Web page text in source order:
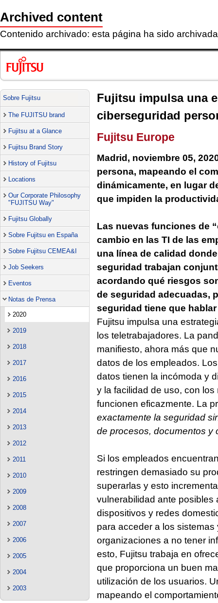
Archived content
Contenido archivado: esta página ha sido
Sobre Fujitsu
The FUJITSU brand
Fujitsu at a Glance
Fujitsu Brand Story
History of Fujitsu
Locations
Our Corporate Philosophy
"FUJITSU Way"
Fujitsu Globally
Sobre Fujitsu en España
Sobre Fujitsu CEMEA&I
Job Seekers
Eventos
Notas de Prensa
2020
2019
2018
2017
2016
2015
2014
2013
2012
2011
2010
2009
2008
2007
2006
2005
2004
2003
Fujitsu impulsa una
ciberseguridad
Fujitsu Europe
Madrid, noviembre 05,
persona, mapeando el
dinámicamente, en lugar
que impiden la
Las nuevas funciones de
cambio en las TI de las
una línea de calidad
seguridad trabajan
acordando qué riesgos
de seguridad adecuadas,
seguridad tiene que
Fujitsu impulsa una
los teletrabajadores. La
manifiesto, ahora más que
datos de los empleados.
datos tienen la incómoda y
y la facilidad de uso, con
funcionen eficazmente. La
exactamente la seguridad
de procesos, documentos y
Si los empleados
restringen demasiado su
superarlas y esto
vulnerabilidad ante posibles
dispositivos y redes
para acceder a los
organizaciones a no tener
esto, Fujitsu trabaja en
que proporciona un buen
utilización de los usuarios.
mapeando el